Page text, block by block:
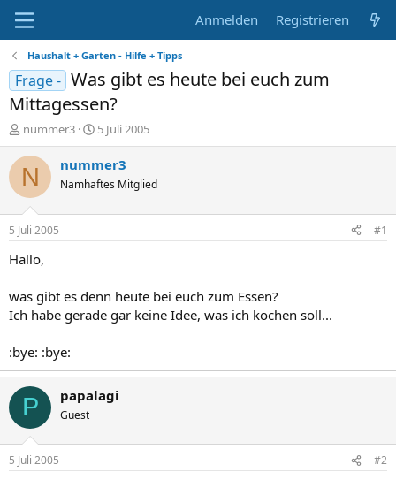
Anmelden Registrieren
Haushalt + Garten - Hilfe + Tipps
Frage - Was gibt es heute bei euch zum
Mittagessen?
E
r
s
t
e
r
nummer3
E
r
s
t
e
t
5 Juli 2005
N nummer3
Namhaftes Mitglied
5 Juli 2005 #1
Hallo,
was gibt es denn heute bei euch zum Essen?
Ich habe gerade gar keine Idee, was ich kochen soll...
:bye: :bye:
P papalagi
Guest
5 Juli 2005 #2